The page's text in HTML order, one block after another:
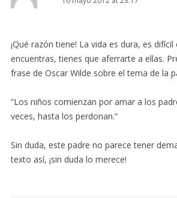
¡Qué razón tiene! La vida es dura, es
encuentras, tienes que aferrarte a ellas.
frase de Oscar Wilde sobre el tema de la
“Los niños comienzan por amar a los
veces, hasta los perdonan.”
Sin duda, este padre no parece tener
texto así, ¡sin duda lo merece!